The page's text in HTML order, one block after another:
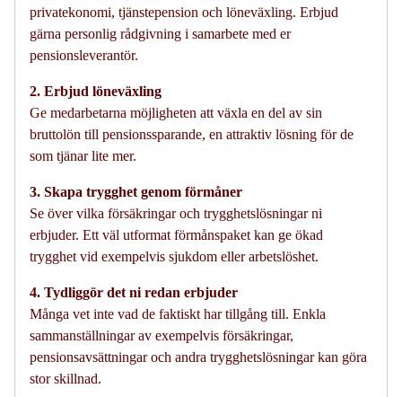
privatekonomi, tjänstepension och löneväxling. Erbjud
gärna personlig rådgivning i samarbete med er
pensionsleverantör.
2. Erbjud löneväxling
Ge medarbetarna möjligheten att växla en del av sin
bruttolön till pensionssparande, en attraktiv lösning för de
som tjänar lite mer.
3. Skapa trygghet genom förmåner
Se över vilka försäkringar och trygghetslösningar ni
erbjuder. Ett väl utformat förmånspaket kan ge ökad
trygghet vid exempelvis sjukdom eller arbetslöshet.
4. Tydliggör det ni redan erbjuder
Många vet inte vad de faktiskt har tillgång till. Enkla
sammanställningar av exempelvis försäkringar,
pensionsavsättningar och andra trygghetslösningar kan göra
stor skillnad.